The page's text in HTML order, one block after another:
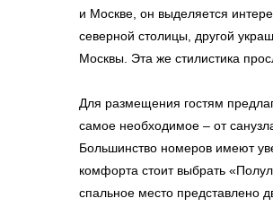
и Москве, он выделяется
северной столицы, другой
Москвы. Эта же стилистика
Для размещения гостям
самое необходимое – от
Большинство номеров имеют
комфорта стоит выбрать
спальное место представлено